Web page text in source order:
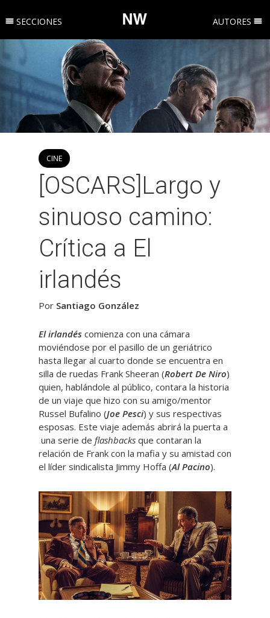
SECCIONES AUTORES
CINE
[OSCARS]Largo y
sinuoso camino:
Crítica a El
irlandés
Por Santiago González
El irlandés comienza con una cámara
moviéndose por el pasillo de un geriátrico
hasta llegar al cuarto donde se encuentra en
silla de ruedas Frank Sheeran (Robert De Niro)
quien, hablándole al público, contara la historia
de un viaje que hizo con su amigo/mentor
Russel Bufalino (Joe Pesci) y sus respectivas
esposas. Este viaje además abrirá la puerta a
una serie de flashbacks que contaran la
relación de Frank con la mafia y su amistad con
el líder sindicalista Jimmy Hoffa (Al Pacino).